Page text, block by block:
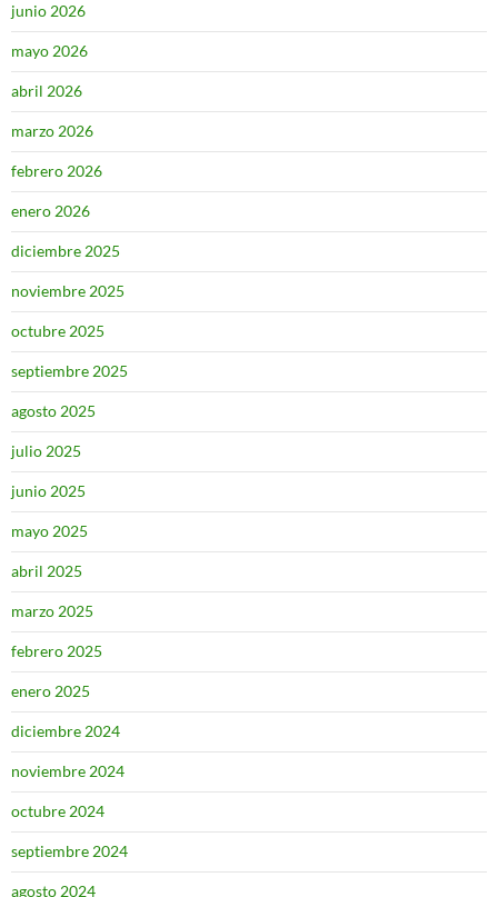
junio 2026
mayo 2026
abril 2026
marzo 2026
febrero 2026
enero 2026
diciembre 2025
noviembre 2025
octubre 2025
septiembre 2025
agosto 2025
julio 2025
junio 2025
mayo 2025
abril 2025
marzo 2025
febrero 2025
enero 2025
diciembre 2024
noviembre 2024
octubre 2024
septiembre 2024
agosto 2024